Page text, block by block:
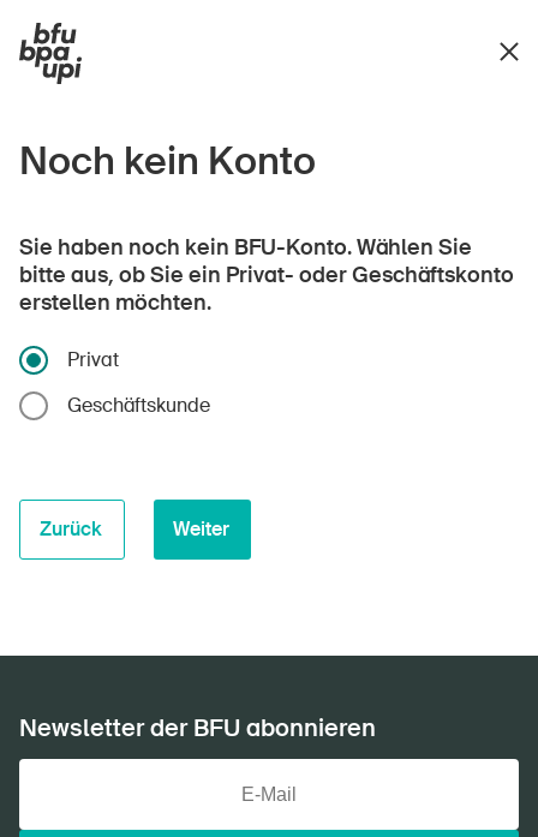
Noch kein Konto
Sie haben noch kein BFU-Konto. Wählen Sie
bitte aus, ob Sie ein Privat- oder Geschäftskonto
erstellen möchten.
Privat
Geschäftskunde
Zurück Weiter
Newsletter der BFU abonnieren